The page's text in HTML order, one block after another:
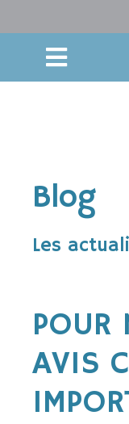
Blog
Les
POUR
AVIS